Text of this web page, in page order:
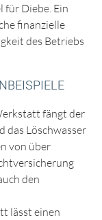
für Diebe. Ein
finanzielle
des Betriebs
fängt der
das Löschwasser
von über
den
lässt einen